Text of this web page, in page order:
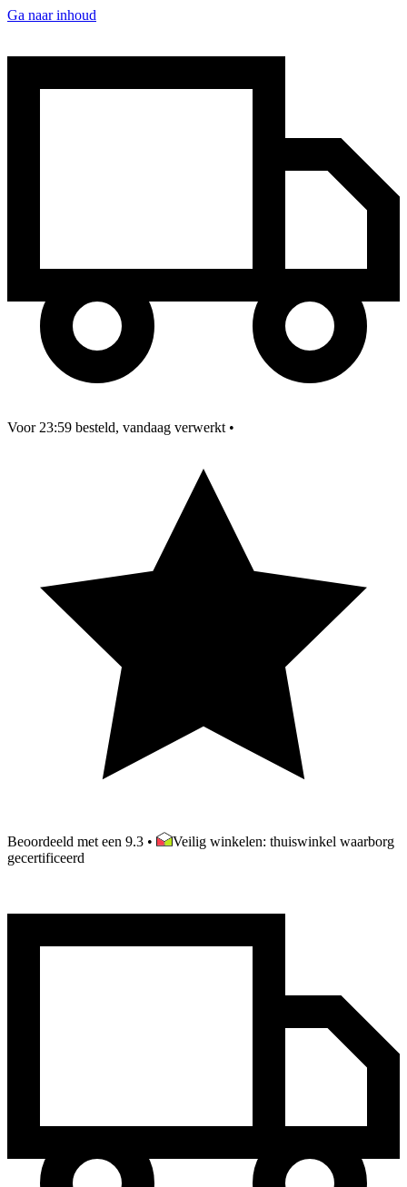
Ga naar inhoud
Voor 23:59 besteld, vandaag verwerkt •
Beoordeeld met een 9.3 •
Veilig winkelen: thuiswinkel waarborg
gecertificeerd